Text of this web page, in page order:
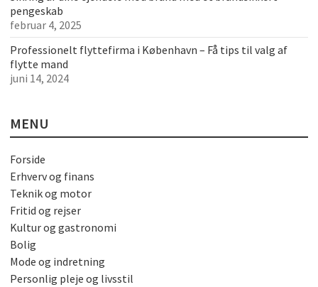
pengeskab
februar 4, 2025
Professionelt flyttefirma i København – Få tips til valg af
flytte mand
juni 14, 2024
MENU
Forside
Erhverv og finans
Teknik og motor
Fritid og rejser
Kultur og gastronomi
Bolig
Mode og indretning
Personlig pleje og livsstil